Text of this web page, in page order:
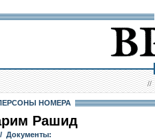
//
НОМЕРА
Рашид
Документы: